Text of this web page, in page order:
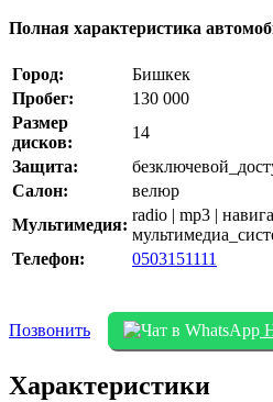
Полная характеристика
Город:
Бишкек
Пробег:
130 000
Размер
дисков:
14
Защита:
Салон:
велюр
Мультимедия:
radio | mp3 |
Телефон:
0503151111
Позвонить
Характеристики